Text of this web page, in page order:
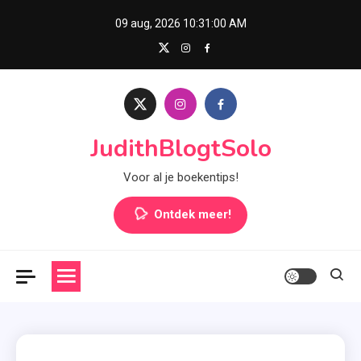
09 aug, 2026 10:31:01 AM
JudithBlogtSolo
Voor al je boekentips!
Ontdek meer!